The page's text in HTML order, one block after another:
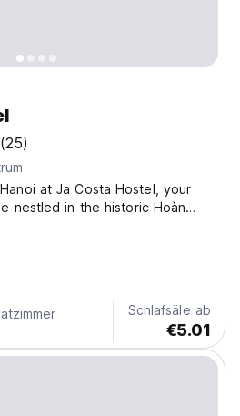
(25)
at Ja Costa Hostel, your
nestled in the historic Hoàn
Vôi. Experience the true
culture right outside our
Schlafsäle ab
€5.01